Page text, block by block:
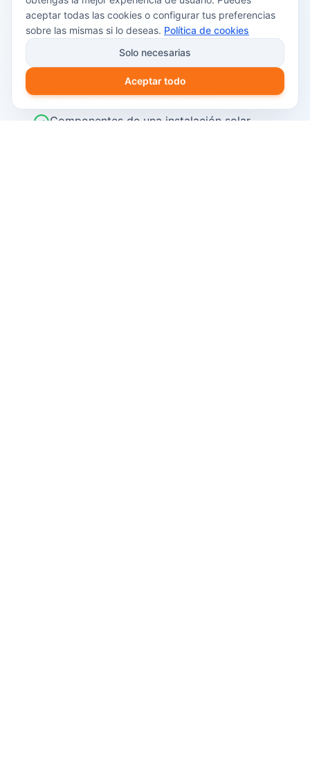
Cómo funciona el autoconsumo
fotovoltaico
Ayudas y subvenciones disponibles en
2026
Cálculo del retorno de inversión
Componentes de una instalación solar
aceptar todas las cookies o configurar tus preferencias
sobre las mismas si lo deseas. Política de cookies
Solo necesarias
Aceptar todo